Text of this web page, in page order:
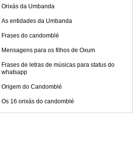
Orixás da Umbanda
As entidades da Umbanda
Frases do candomblé
Mensagens para os filhos de Oxum
Frases de letras de músicas para status do
whatsapp
Origem do Candomblé
Os 16 orixás do candomblé